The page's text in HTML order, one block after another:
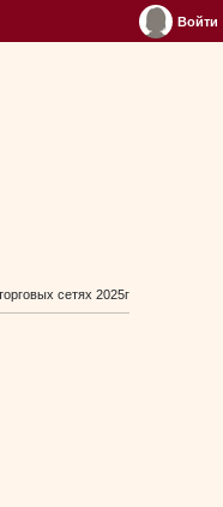
Войти
сетях 2025г